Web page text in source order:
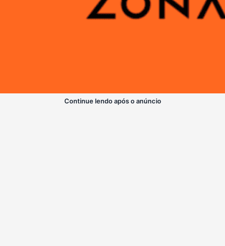
Continue lendo após o anúncio